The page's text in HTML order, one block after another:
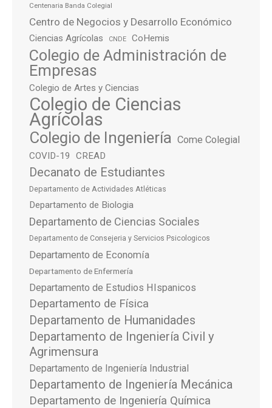
Centenaria Banda Colegial
Centro de Negocios y Desarrollo Económico
Ciencias Agrícolas CNDE CoHemis
Colegio de Administración de
Empresas
Colegio de Artes y Ciencias
Colegio de Ciencias
Agrícolas
Colegio de Ingeniería Come Colegial
COVID-19 CREAD
Decanato de Estudiantes
Departamento de Actividades Atléticas
Departamento de Biologia
Departamento de Ciencias Sociales
Departamento de Consejeria y Servicios Psicologicos
Departamento de Economía
Departamento de Enfermería
Departamento de Estudios HIspanicos
Departamento de Física
Departamento de Humanidades
Departamento de Ingeniería Civil y
Agrimensura
Departamento de Ingeniería Industrial
Departamento de Ingeniería Mecánica
Departamento de Ingeniería Química